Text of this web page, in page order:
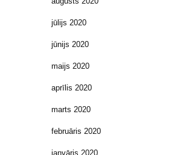
jūlijs 2020
jūnijs 2020
maijs 2020
aprīlis 2020
marts 2020
februāris 2020
janvāris 2020